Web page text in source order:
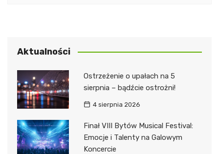
Aktualności
Ostrzeżenie o upałach na 5
sierpnia – bądźcie ostrożni!
4 sierpnia 2026
Finał VIII Bytów Musical Festival:
Emocje i Talenty na Galowym
Koncercie